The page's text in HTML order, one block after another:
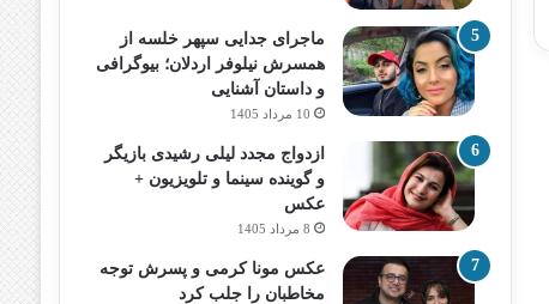
ماجرای جدایی سپهر خلسه از
همسرش نیلوفر اردلان؛ بیوگرافی
و داستان آشنایی
10 مرداد 1405
ازدواج مجدد لیلی رشیدی بازیگر
و گوینده سینما و تلویزیون +
عکس
8 مرداد 1405
عکس مونا کرمی و پسرش توجه
مخاطبان را جلب کرد